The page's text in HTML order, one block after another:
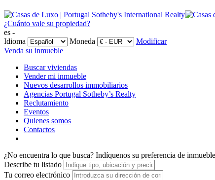
¿Cuánto vale su propiedad?
es -
Idioma
Moneda
Modificar
Venda su inmueble
Buscar viviendas
Vender mi inmueble
Nuevos desarrollos immobiliarios
Agencias Portugal Sotheby’s Realty
Reclutamiento
Eventos
Quienes somos
Contactos
¿No encuentra lo que busca? Indíquenos su preferencia de
Describe tu listado
Tu correo electrónico